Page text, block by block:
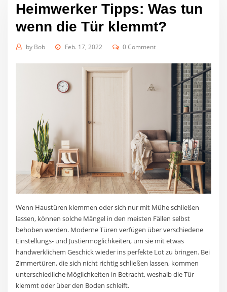
Heimwerker Tipps: Was tun
wenn die Tür klemmt?
by Bob Feb. 17, 2022 0 Comment
Wenn Haustüren klemmen oder sich nur mit Mühe schließen
lassen, können solche Mängel in den meisten Fällen selbst
behoben werden. Moderne Türen verfügen über verschiedene
Einstellungs- und Justiermöglichkeiten, um sie mit etwas
handwerklichem Geschick wieder ins perfekte Lot zu bringen. Bei
Zimmertüren, die sich nicht richtig schließen lassen, kommen
unterschiedliche Möglichkeiten in Betracht, weshalb die Tür
klemmt oder über den Boden schleift.